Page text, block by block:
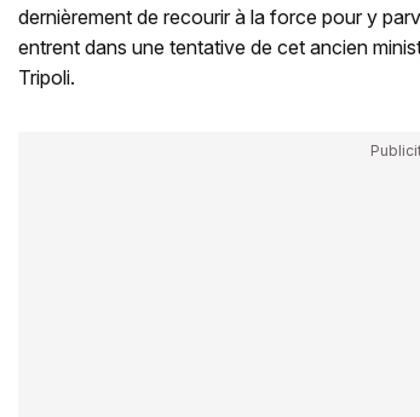
dernièrement de recourir à la force pour y
entrent dans une tentative de cet ancien
Tripoli.